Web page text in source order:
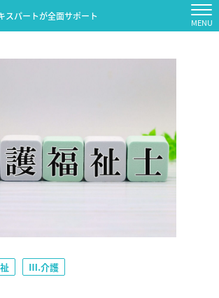
スパートが全面サポート
Ⅲ.介護